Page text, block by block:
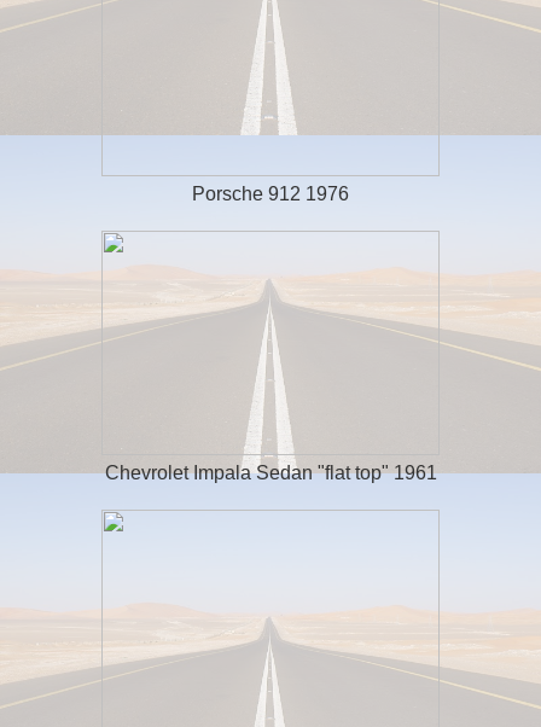
Porsche 912 1976
Chevrolet Impala Sedan "flat top" 1961